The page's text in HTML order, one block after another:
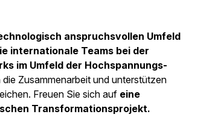
anspruchsvollen Umfeld
internationale Teams bei der
im Umfeld der Hochspannungs-
Zusammenarbeit und unterstützen
Freuen Sie sich auf eine
Transformationsprojekt.